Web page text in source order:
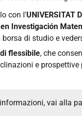
con l'UNIVERSITAT
Investigación
borsa di studio e
flessibile, che
e prospettive
vai alla